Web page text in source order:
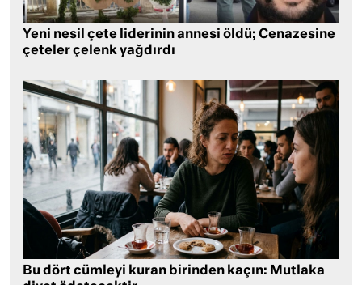
Yeni nesil çete liderinin annesi öldü; Cenazesine
çeteler çelenk yağdırdı
Bu dört cümleyi kuran birinden kaçın: Mutlaka